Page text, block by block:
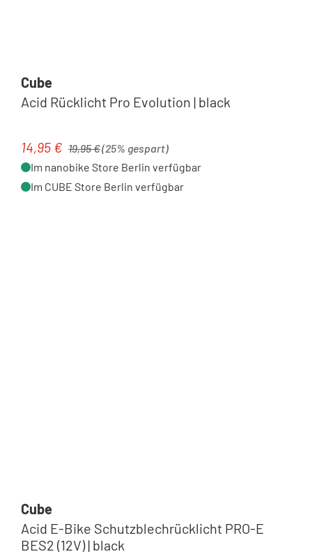
Cube
Acid Rücklicht Pro Evolution | black
Verkaufspreis:
14,95 € Regulärer Preis:
19,95 €(25% gespart)
Im nanobike Store Berlin verfügbar
Im CUBE Store Berlin verfügbar
Cube
Acid E-Bike Schutzblechrücklicht PRO-E
BES2 (12V) | black